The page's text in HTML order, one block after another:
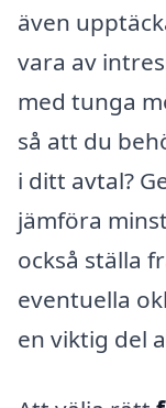
även
vara av
med tunga
så att du
i ditt avtal?
jämföra
också ställa
eventuella
en viktig del